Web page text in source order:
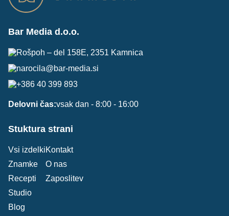
Bar Media d.o.o.
Rošpoh – del 158E, 2351 Kamnica
narocila@bar-media.si
+386 40 399 893
Delovni čas:vsak dan - 8:00 - 16:00
Stuktura strani
Vsi izdelki
Znamke
Recepti
Studio
Blog
Kontakt
O nas
Zaposlitev